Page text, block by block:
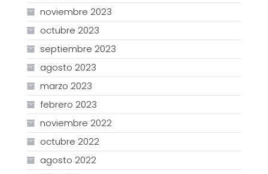
noviembre 2023
octubre 2023
septiembre 2023
agosto 2023
marzo 2023
febrero 2023
noviembre 2022
octubre 2022
agosto 2022